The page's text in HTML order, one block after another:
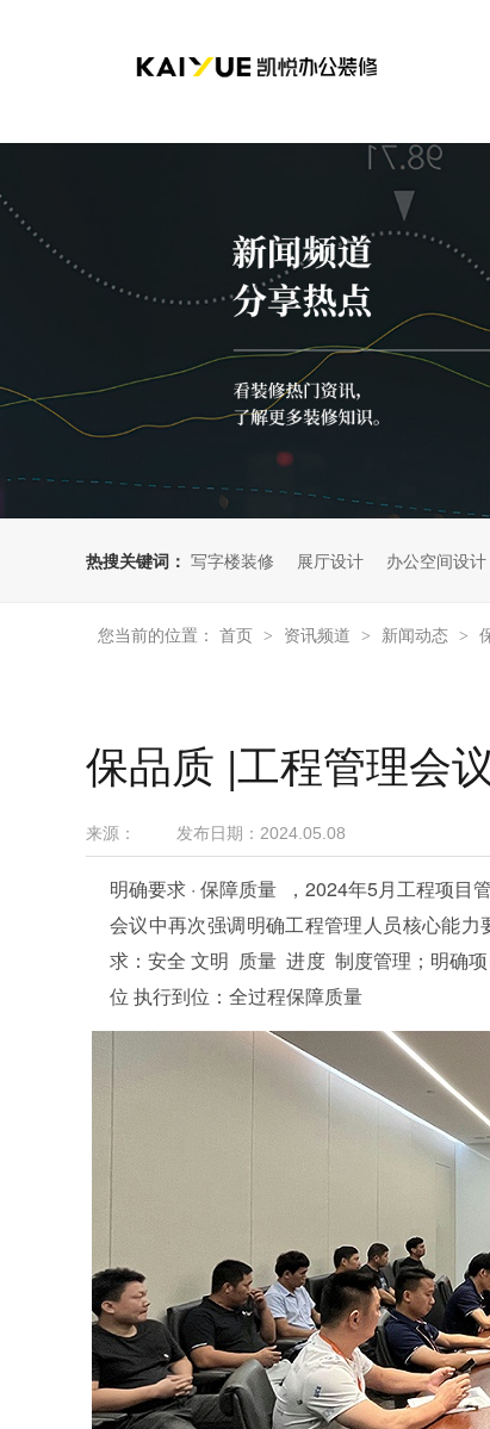
热搜关键词： 写字楼装修 展厅设计 办公空间设计
您当前的位置： 首页 > 资讯频道 > 新闻动态 >
保品质 |工程管理会
来源： 发布日期： 2024.05.08
明确要求 · 保障质量 ，2024年5月工程项目
会议中再次强调明确工程管理人员核心能
求：安全 文明 质量 进度 制度管理；明确
位 执行到位：全过程保障质量